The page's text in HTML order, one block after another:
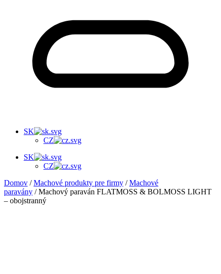
SK
CZ
SK
CZ
Domov /Machové produkty pre firmy /Machové
paravány / Machový paraván FLATMOSS & BOLMOSS LIGHT
– obojstranný